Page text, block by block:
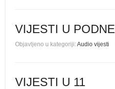
VIJESTI U PODNE
Objavljeno u kategoriji:Audio vijesti
VIJESTI U 11